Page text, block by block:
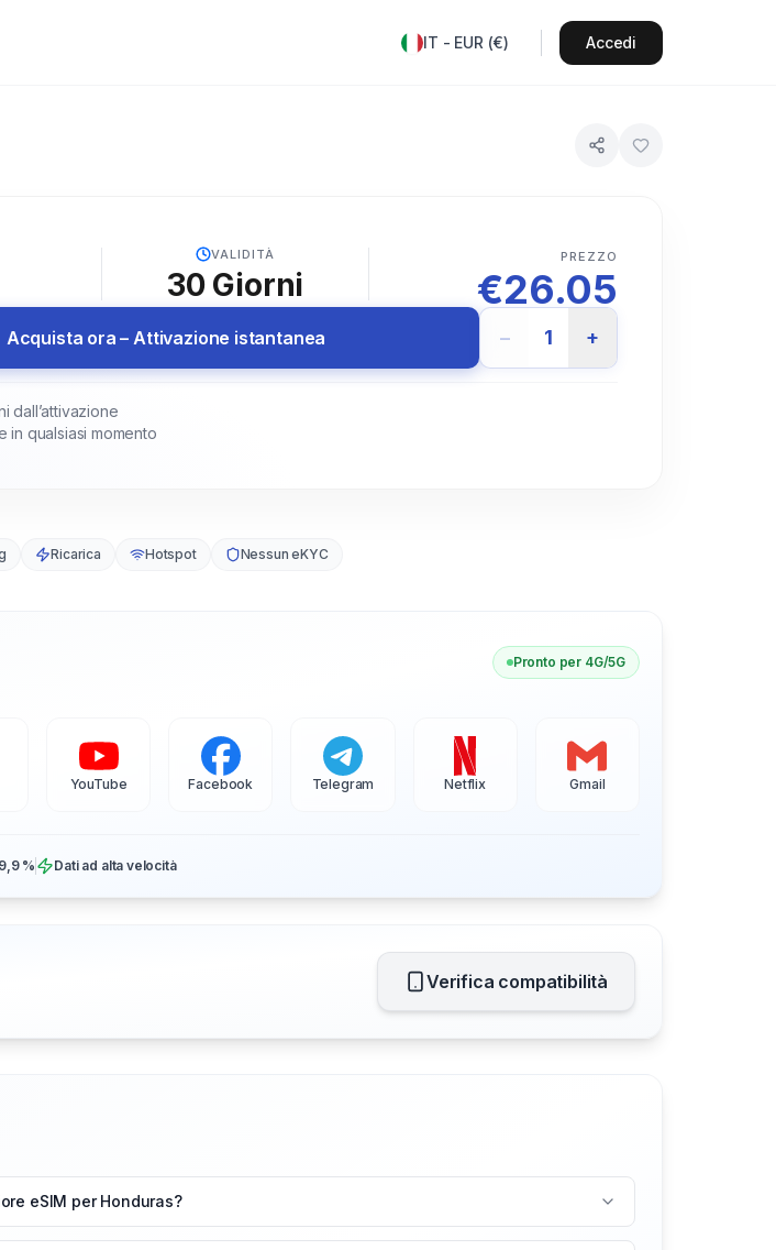
IT - EUR (€) Accedi
VALIDITÀ
30 Giorni
PREZZO
€26.05
Acquista ora – Attivazione istantanea − 1 +
dall’attivazione
in qualsiasi momento
Ricarica Hotspot Nessun eKYC
Pronto per 4G/5G
YouTube Facebook Telegram Netflix Gmail
% Dati ad alta velocità
Verifica compatibilità
eSIM per Honduras?